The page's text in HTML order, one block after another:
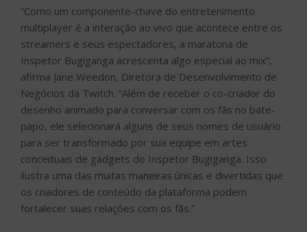
“Como um componente-chave do entretenimento
multiplayer é a interação ao vivo que acontece entre os
streamers e seus espectadores, a maratona de
Inspetor Bugiganga acrescenta algo especial ao mix”,
afirma Jane Weedon, Diretora de Desenvolvimento de
Negócios da Twitch. “Além de receber o co-criador do
desenho animado para conversar com os fãs no bate-
papo, ele selecionará alguns de seus nomes de usuário
para ser transformado por sua equipe em artes
conceituais de gadgets do Inspetor Bugiganga. Isso
ilustra uma das muitas maneiras únicas e divertidas que
os criadores de conteúdo da plataforma podem
fortalecer suas relações com os fãs.”